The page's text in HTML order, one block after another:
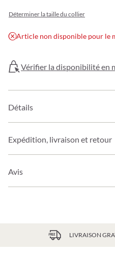
Déterminer la taille du collier
Article non disponible pour le
Vérifier la disponibilité en
Détails
Expédition, livraison et retour
Avis
LIVRAISON